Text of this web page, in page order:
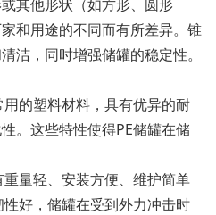
他形状（如方形、圆形
和用途的不同而有所差异。锥
洁，同时增强储罐的稳定性。
的塑料材料，具有优异的耐
。这些特性使得PE储罐在储
量轻、安装方便、维护简单
好，储罐在受到外力冲击时